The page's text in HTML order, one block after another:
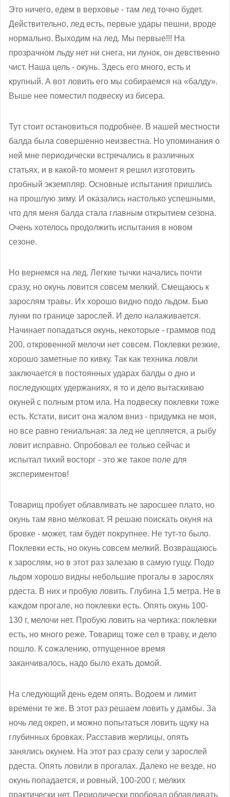
Это ничего, едем в верховье - там лед точно будет.
Действительно, лед есть, первые удары пешни, вроде
нормально. Выходим на лед. Мы первые!!! На
прозрачном льду нет ни снега, ни лунок, он девственно
чист. Наша цель - окунь. Здесь его много, есть и
крупный. А вот ловить его мы собираемся на «балду».
Выше нее поместил подвеску из бисера.
Тут стоит остановиться подробнее. В нашей местности
балда была совершенно неизвестна. Но упоминания о
ней мне периодически встречались в различных
статьях, и в какой-то момент я решил изготовить
пробный экземпляр. Основные испытания пришлись
на прошлую зиму. И оказались настолько успешными,
что для меня балда стала главным открытием сезона.
Очень хотелось продолжить испытания в новом
сезоне.
Но вернемся на лед. Легкие тычки начались почти
сразу, но окунь ловится совсем мелкий. Смещаюсь к
зарослям травы. Их хорошо видно подо льдом. Бью
лунки по границе зарослей. И дело налаживается.
Начинает попадаться окунь, некоторые - граммов под
200, откровенной мелочи нет совсем. Поклевки резкие,
хорошо заметные по кивку. Так как техника ловли
заключается в постоянных ударах балды о дно и
последующих удержаниях, я то и дело вытаскиваю
окуней с полным ртом ила. На подвеску поклевки тоже
есть. Кстати, висит она жалом вниз - придумка не моя,
но все равно гениальная: за лед не цепляется, а рыбу
ловит исправно. Опробовал ее только сейчас и
испытал тихий восторг - это же такое поле для
экспериментов!
Товарищ пробует облавливать не заросшее плато, но
окунь там явно мелковат. Я решаю поискать окуня на
бровке - может, там будет покрупнее. Не тут-то было.
Поклевки есть, но окунь совсем мелкий. Возвращаюсь
к зарослям, но в этот раз залезаю в самую гущу. Подо
льдом хорошо видны небольшие прогалы в зарослях
рдеста. В них и пробую ловить. Глубина 1,5 метра. Не в
каждом прогале, но поклевки есть. Опять окунь 100-
130 г, мелочи нет. Пробую ловить на чертика: поклевки
есть, но много реже. Товарищ тоже сел в траву, и дело
пошло. К сожалению, отпущенное время
заканчивалось, надо было ехать домой.
На следующий день едем опять. Водоем и лимит
времени те же. В этот раз решаем ловить у дамбы. За
ночь лед окреп, и можно попытаться ловить щуку на
глубинных бровках. Расставив жерлицы, опять
занялись окунем. На этот раз сразу сели у зарослей
рдеста. Опять ловили в прогалах. Далеко не везде, но
окунь попадается, и ровный, 100-200 г, мелких
практически нет. Периодически пробовал облавливать